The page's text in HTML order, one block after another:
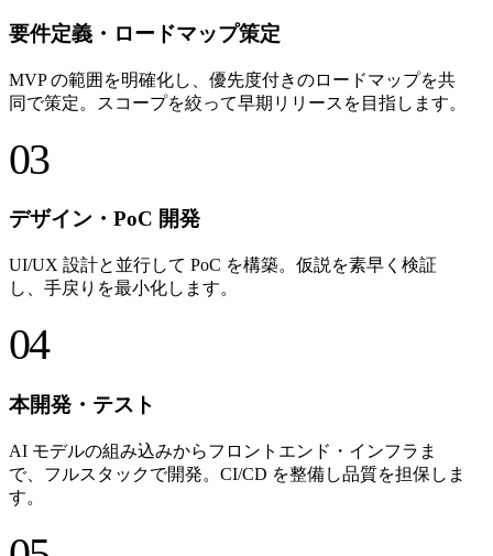
要件定義・ロードマップ策定
MVP の範囲を明確化し、優先度付きのロードマップを共
同で策定。スコープを絞って早期リリースを目指します。
03
デザイン・PoC 開発
UI/UX 設計と並行して PoC を構築。仮説を素早く検証
し、手戻りを最小化します。
04
本開発・テスト
AI モデルの組み込みからフロントエンド・インフラま
で、フルスタックで開発。CI/CD を整備し品質を担保しま
す。